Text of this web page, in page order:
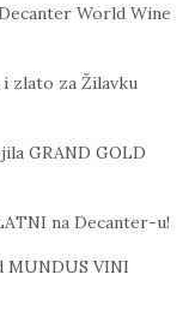
World Wine
zlato za Žilavku
GRAND GOLD
na Decanter-u!
MUNDUS VINI